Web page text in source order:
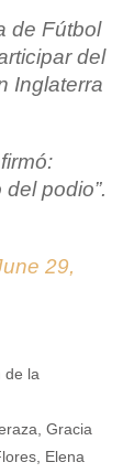
de Fútbol
del
Inglaterra
podio”.
29,
de la
Gracia
Elena